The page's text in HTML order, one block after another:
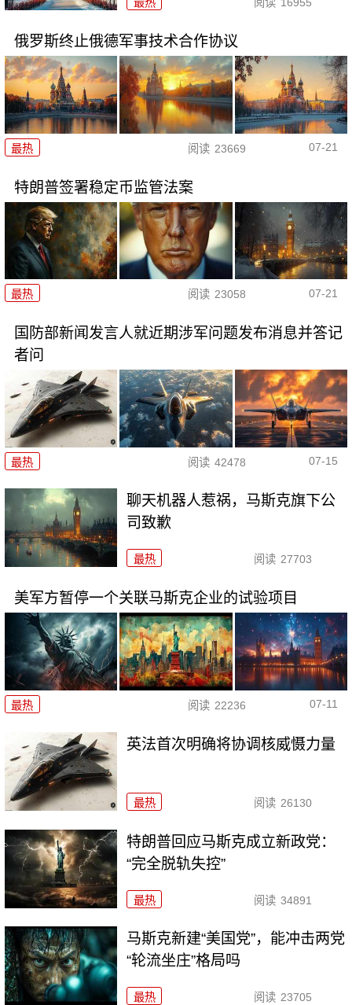
最热 阅读 16955
俄罗斯终止俄德军事技术合作协议
最热 阅读 23669 07-21
特朗普签署稳定币监管法案
最热 阅读 23058 07-21
国防部新闻发言人就近期涉军问题发布消息并答记
者问
最热 阅读 42478 07-15
聊天机器人惹祸，马斯克旗下公
司致歉
最热 阅读 27703
美军方暂停一个关联马斯克企业的试验项目
最热 阅读 22236 07-11
英法首次明确将协调核威慑力量
最热 阅读 26130
特朗普回应马斯克成立新政党：
“完全脱轨失控”
最热 阅读 34891
马斯克新建“美国党”，能冲击两党
“轮流坐庄”格局吗
最热 阅读 23705